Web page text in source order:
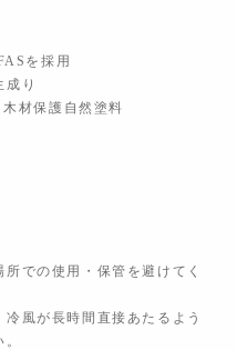
を採用
り
材保護自然塗料
での使用・保管を避けてく
風が長時間直接あたるよう